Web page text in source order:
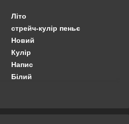
Літо
стрейч-кулір пеньє
Новий
Кулір
Напис
Білий